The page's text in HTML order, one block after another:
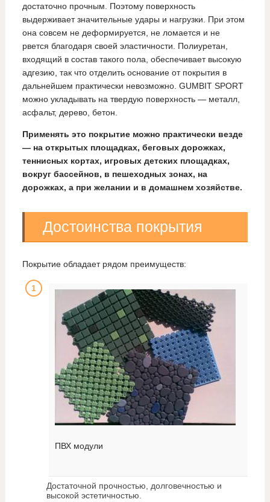
достаточно прочным. Поэтому поверхность
выдерживает значительные удары и нагрузки. При этом
она совсем не деформируется, не ломается и не
рвется благодаря своей эластичности. Полиуретан,
входящий в состав такого пола, обеспечивает высокую
адгезию, так что отделить основание от покрытия в
дальнейшем практически невозможно. GUMBIT SPORT
можно укладывать на твердую поверхность — металл,
асфальт, дерево, бетон.
Применять это покрытие можно практически везде
— на открытых площадках, беговых дорожках,
теннисных кортах, игровых детских площадках,
вокруг бассейнов, в пешеходных зонах, на
дорожках, а при желании и в домашнем хозяйстве.
Достоинства покрытия
Покрытие обладает рядом преимуществ:
ПВХ модули
Достаточной прочностью, долговечностью и
высокой эстетичностью.